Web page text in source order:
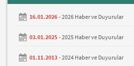
16.01.2026 -2026 Haber ve Duyurular
03.01.2025 -2025 Haber ve Duyurular
01.11.2013 -2024 Haber ve Duyurular